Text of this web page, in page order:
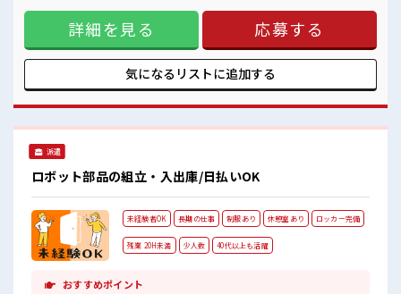
派手過ぎなければOKだから、
モチベーションもUP！
仕事の合間の息抜きは休憩室で♪
ロッカーあり！
安心してお仕事に集中♪
稼ぎたい方は必見！
はちょっとだけ…という方もOK！ ≪残業多めでがっつり稼ぐ
≫ 高収入を希望される方にオススメ。 残業は月20時間以上あ
ります♪ ≪週休2日制≫ 週末は家族や友人と一緒にプライベ
ート満喫！ ≪髪色自由で自分らしく働く≫ 明るすぎたり奇抜
でなければ基本的に自由！ (規定有)≪動きやすい制服アリ≫
制服があるので、 毎日の服装の悩み解消♪ ≪自分に合った期
雰囲気 髪型・髪色自由♪ 派手過ぎなければOKだから、 モチ
ベーションもUP！ 仕事の合間の息抜きは休憩室で♪ ロッカー
詳細を見る 応募する
気になるリストに追加する
派遣
ロボット部品の組立・入出庫/日払いOK
未経験者OK 長期の仕事 制服あり 休憩室あり ロッカー完備
残業 20H未満 少人数 40代以上も活躍
おすすめポイント